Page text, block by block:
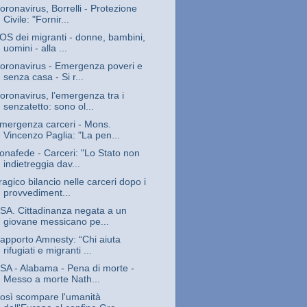
Borrelli - Protezione
Civile: "Fornir...
dei migranti - donne, bambini,
uomini - alla ...
- Emergenza poveri e
senza casa - Si r...
l’emergenza tra i
senzatetto: sono ol...
carceri - Mons.
Vincenzo Paglia: "La pen...
- Carceri: "Lo Stato non
indietreggia dav...
bilancio nelle carceri dopo i
provvediment...
Cittadinanza negata a un
giovane messicano pe...
Amnesty: “Chi aiuta
rifugiati e migranti ...
- Alabama - Pena di morte -
Messo a morte Nath...
scompare l'umanità